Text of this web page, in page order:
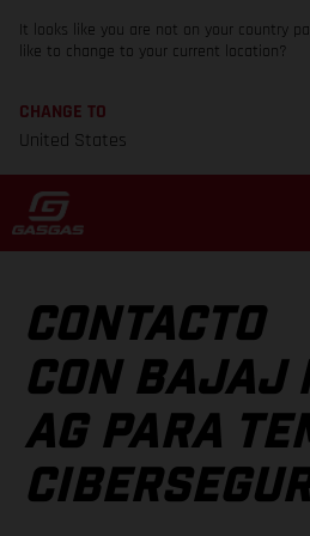
It looks like you are not on your country
like to change to your current location?
CHANGE TO
United States
CONTACTO
CON BAJAJ
AG PARA